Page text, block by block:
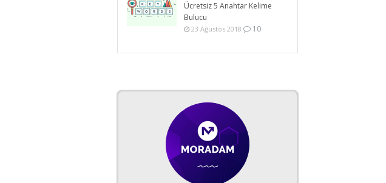
Ücretsiz 5 Anahtar Kelime
Bulucu
23 Ağustos 2018 10